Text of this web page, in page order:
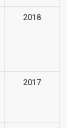
2018
2017